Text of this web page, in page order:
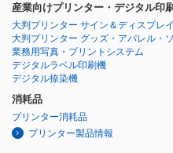
産業向けプリンター・デジタル印
大判プリンター サイン＆ディスプレイ
大判プリンター グッズ・アパレル・
業務用写真・プリントシステム
デジタルラベル印刷機
デジタル捺染機
消耗品
プリンター消耗品
プリンター製品情報